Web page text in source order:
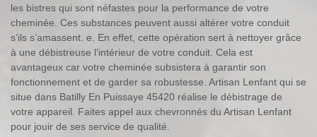
les bistres qui sont néfastes pour la performance de votre
cheminée. Ces substances peuvent aussi altérer votre conduit
s’ils s’amassent. e. En effet, cette opération sert à nettoyer grâce
à une débistreuse l’intérieur de votre conduit. Cela est
avantageux car votre cheminée subsistera à garantir son
fonctionnement et de garder sa robustesse. Artisan Lenfant qui se
situe dans Batilly En Puissaye 45420 réalise le débistrage de
votre appareil. Faites appel aux chevronnés du Artisan Lenfant
pour jouir de ses service de qualité.